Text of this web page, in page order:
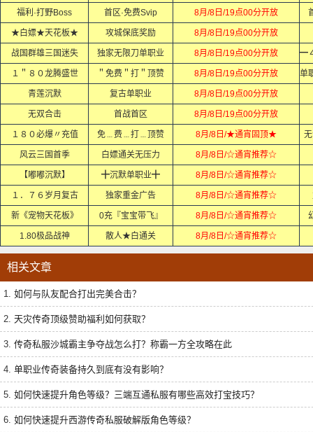
福利·打野Boss 首区·免费Svip 8月/8日/19点00分开放
★白嫖★天花板★ 攻城保底奖励 8月/8日/19点00分开放
战国群雄三国迷失 独家无限刀单职业 8月/8日/19点00分开放
１＂８０龙腾盛世 ＂免费＂打＂顶赞 8月/8日/19点00分开放
青莲沉默 复古单职业 8月/8日/19点00分开放
无双合击 首战首区 8月/8日/19点00分开放
１８０必爆〃充值 免﹍费﹍打﹍顶赞 8月/8日/★通宵固顶★
风云三国首季 白嫖通关无压力 8月/8日/☆通宵推荐☆
【嘟嘟沉默】 ╋沉默单职业╋ 8月/8日/☆通宵推荐☆
１．７６岁月复古 独家重金广告 8月/8日/☆通宵推荐☆
新《宠物天花板》 0充『宝宝带飞』 8月/8日/☆通宵推荐☆
1.80极品战神 散人★白通关 8月/8日/☆通宵推荐☆
相关文章
1. 如何与队友配合打出完美合击？
2. 天灾传奇顶级赞助福利如何获取？
3. 传奇私服沙城霸主争夺战怎么打？称霸一方全攻略在此
4. 单职业传奇装备持久到底有没有影响？
5. 如何快速提升角色等级？三端互通私服有哪些高效打宝技巧？
6. 如何快速提升西游传奇私服破解版角色等级？